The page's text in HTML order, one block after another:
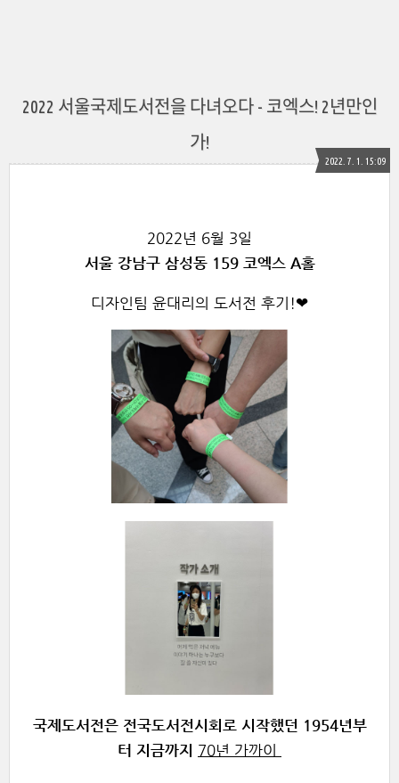
2022 서울국제도서전을 다녀오다 - 코엑스! 2년만인
가!
2022. 7. 1. 15:09
2022년 6월 3일
서울 강남구 삼성동 159 ​​코엑스 A홀
디자인팀 윤대리의 도서전 후기!❤
국제도서전은 전국도서전시회로 시작했던 1954년부
터 지금까지 70년 가까이